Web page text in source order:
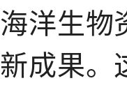
海洋生物
新成果。